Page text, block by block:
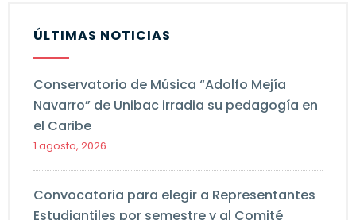
ÚLTIMAS NOTICIAS
Conservatorio de Música “Adolfo Mejía
Navarro” de Unibac irradia su pedagogía en
el Caribe
1 agosto, 2026
Convocatoria para elegir a Representantes
Estudiantiles por semestre y al Comité